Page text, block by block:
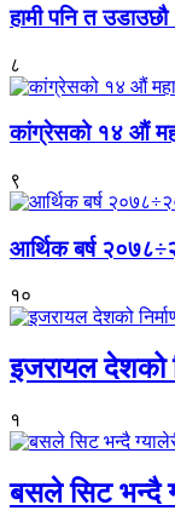
हामी पनि त उडाउछौ
८
कांग्रेसको १४ औं
९
आर्थिक बर्ष
१०
इजरायल देशको
१
बसले सिट भन्दै